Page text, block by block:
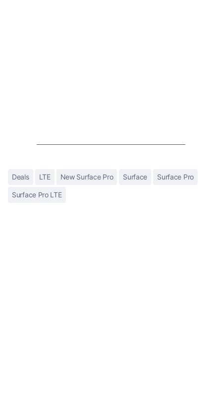
Deals LTE New Surface Pro Surface Surface Pro
Surface Pro LTE